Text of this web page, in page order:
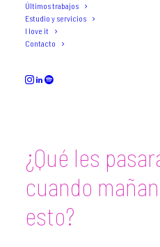
Últimos trabajos
Estudio y servicios
I love it
Contacto
El futuro de
¿Qué les
cuando
esto?